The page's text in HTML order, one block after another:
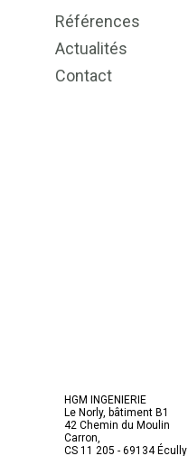
Références
Actualités
Contact
HGM INGENIERIE
Le Norly, bâtiment B1
42 Chemin du Moulin
Carron,
CS 11 205 - 69134 Écully